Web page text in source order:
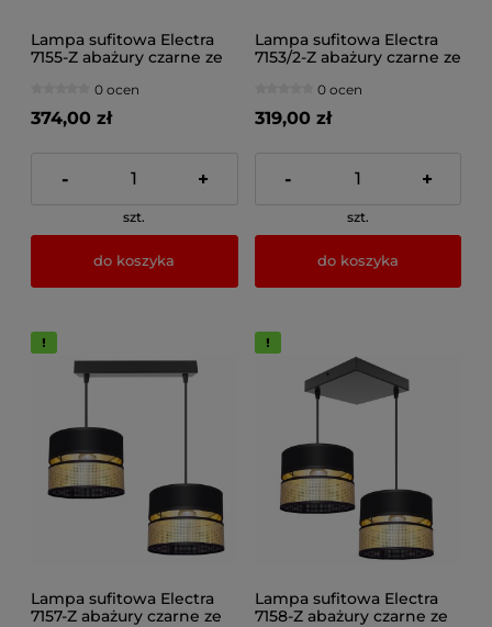
Lampa sufitowa Electra
7155-Z abażury czarne ze
0 ocen
374,00 zł
- +
szt.
do koszyka
Lampa sufitowa Electra
7153/2-Z abażury czarne ze
0 ocen
319,00 zł
- +
szt.
do koszyka
Lampa sufitowa Electra
7157-Z abażury czarne ze
Lampa sufitowa Electra
7158-Z abażury czarne ze